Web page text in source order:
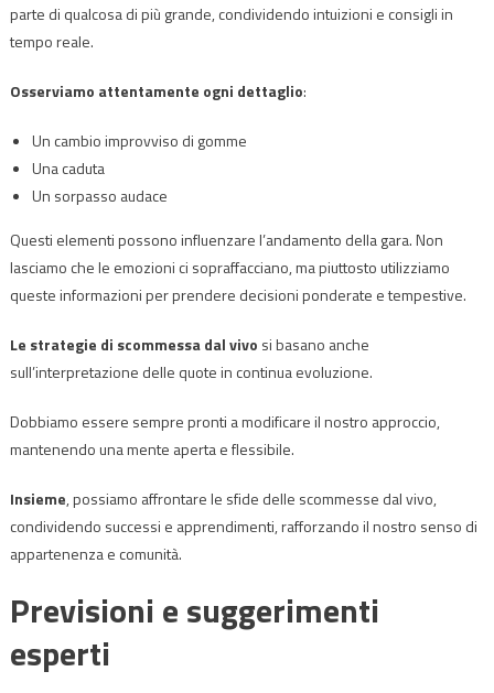
parte di qualcosa di più grande, condividendo intuizioni e consigli in
tempo reale.
Osserviamo attentamente ogni dettaglio:
Un cambio improvviso di gomme
Una caduta
Un sorpasso audace
Questi elementi possono influenzare l’andamento della gara. Non
lasciamo che le emozioni ci sopraffacciano, ma piuttosto utilizziamo
queste informazioni per prendere decisioni ponderate e tempestive.
Le strategie di scommessa dal vivo si basano anche
sull’interpretazione delle quote in continua evoluzione.
Dobbiamo essere sempre pronti a modificare il nostro approccio,
mantenendo una mente aperta e flessibile.
Insieme, possiamo affrontare le sfide delle scommesse dal vivo,
condividendo successi e apprendimenti, rafforzando il nostro senso di
appartenenza e comunità.
Previsioni e suggerimenti
esperti